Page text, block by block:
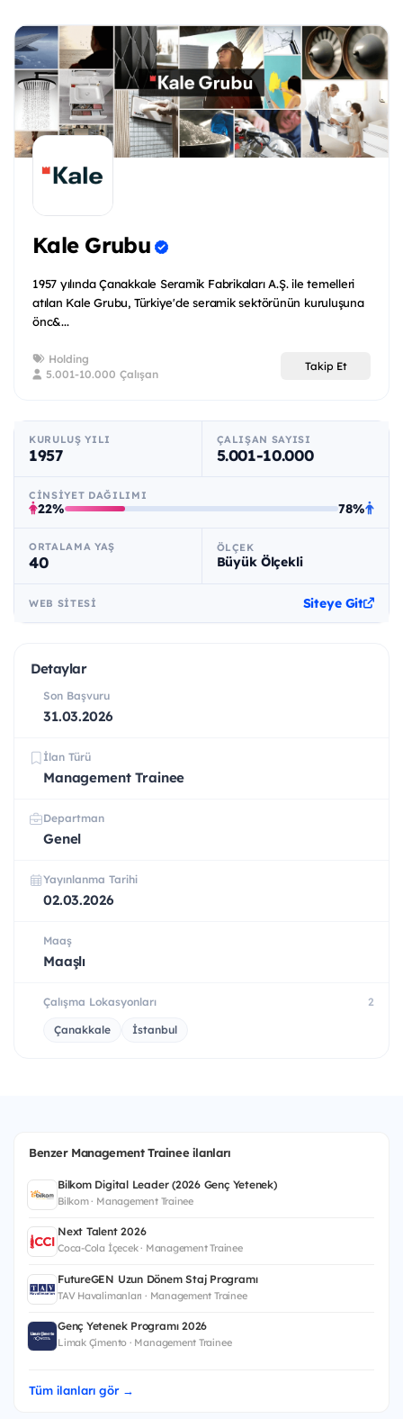
Kale Grubu
1957 yılında Çanakkale Seramik Fabrikaları A.Ş. ile temelleri
atılan Kale Grubu, Türkiye'de seramik sektörünün kuruluşuna
önc&...
Holding
5.001-10.000 Çalışan
Takip Et
KURULUŞ YILI
1957
ÇALIŞAN SAYISI
5.001-10.000
CINSIYET DAĞILIMI
22% 78%
ORTALAMA YAŞ
40
ÖLÇEK
Büyük Ölçekli
WEB SITESI Siteye Git
Detaylar
Son Başvuru
31.03.2026
İlan Türü
Management Trainee
Departman
Genel
Yayınlanma Tarihi
02.03.2026
Maaş
Maaşlı
Çalışma Lokasyonları 2
Çanakkale İstanbul
Benzer Management Trainee ilanları
Bilkom Digital Leader (2026 Genç Yetenek)
Bilkom · Management Trainee
Next Talent 2026
Coca-Cola İçecek · Management Trainee
FutureGEN Uzun Dönem Staj Programı
TAV Havalimanları · Management Trainee
Genç Yetenek Programı 2026
Limak Çimento · Management Trainee
Tüm ilanları gör →